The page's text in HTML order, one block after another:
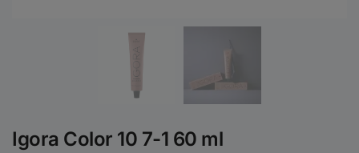
Igora Color 10 7-1 60 ml